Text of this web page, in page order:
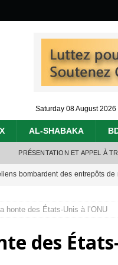
Saturday 08 August 2026
AL-SHABAKA
PRÉSENTATION ET APPEL À
bombardent des entrepôts
: le « processus de paix » à
honte des États-Unis à l’ONU
des